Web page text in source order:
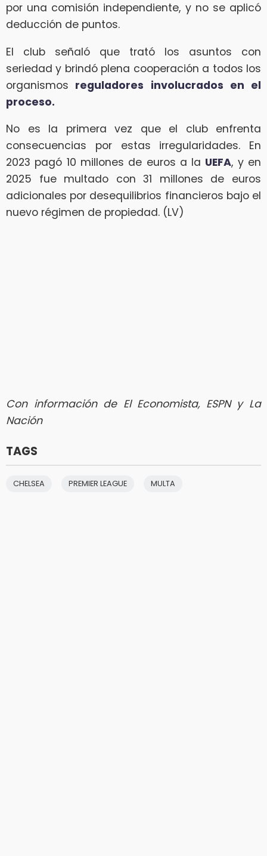
por una comisión independiente, y no se aplicó
deducción de puntos.
El club señaló que trató los asuntos con
seriedad y brindó plena cooperación a todos los
organismos reguladores involucrados en el
proceso.
No es la primera vez que el club enfrenta
consecuencias por estas irregularidades. En
2023 pagó 10 millones de euros a la UEFA, y en
2025 fue multado con 31 millones de euros
adicionales por desequilibrios financieros bajo el
nuevo régimen de propiedad. (LV)
Con información de El Economista, ESPN y La
Nación
TAGS
CHELSEA PREMIER LEAGUE MULTA